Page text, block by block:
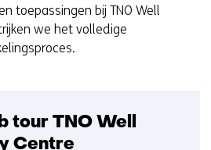
toepassingen bij TNO Well
we het volledige
tour TNO Well
Centre